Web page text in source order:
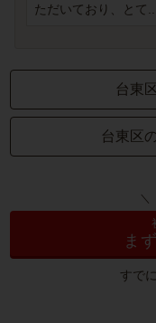
ただいており、とて...
台東
台東区
＼
ま
すで